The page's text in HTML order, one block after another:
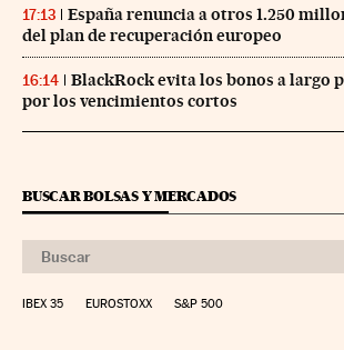
17:13
España renuncia a otros 1.250
del plan de recuperación europeo
16:14
BlackRock evita los bonos a largo
por los vencimientos cortos
BUSCAR BOLSAS Y MERCADOS
IBEX 35 EUROSTOXX S&P 500